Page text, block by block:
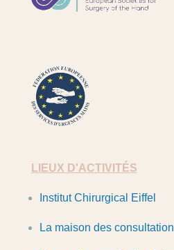
LIEUX D'ACTIVITÉS
Institut Chirurgical Eiffel
La maison des